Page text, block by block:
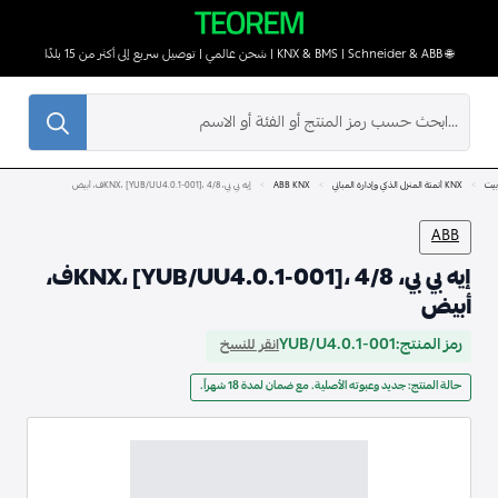
ABB
إيه بي بي، KNX، [YUB/UU4.0.1-001]، 4/8ف،
أبيض
رمز المنتج:YUB/U4.0.1-001انقر للنسخ
حالة المنتج: جديد وعبوته الأصلية. مع ضمان لمدة 18 شهراً.
بيت KNX أتمتة المنزل الذكي وإدارة المباني ABB KNX إيه بي بي، KNX، [YUB/UU4.0.1-001]، 4/8ف، أبيض
🌐 KNX & BMS | Schneider & ABB | شحن عالمي | توصيل سريع إلى أكثر من 15 بلدًا
بحث